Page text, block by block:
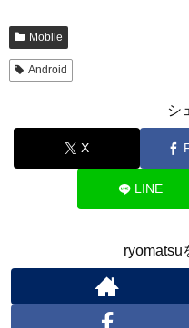
Mobile
Android
シ
X
LINE
ryomatsu